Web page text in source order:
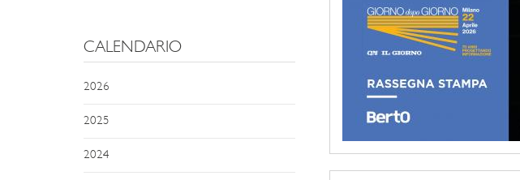
CALENDARIO
2026
2025
2024